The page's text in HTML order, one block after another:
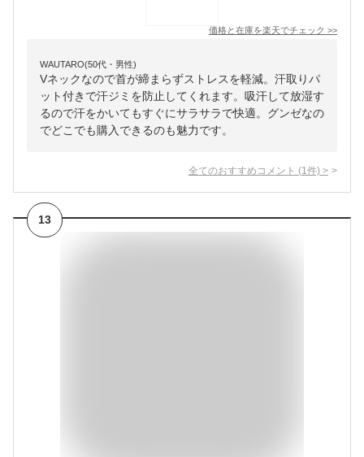
価格と在庫を楽天でチェック >>
WAUTARO(50代・男性)
Vネックなので首が締まらずストレスを軽減。汗取りパ
ット付きで汗ジミを防止してくれます。吸汗して放湿す
るので汗をかいてもすぐにサラサラで快適。グンゼなの
でどこでも購入できるのも魅力です。
全てのおすすめコメント (1 件) >
13